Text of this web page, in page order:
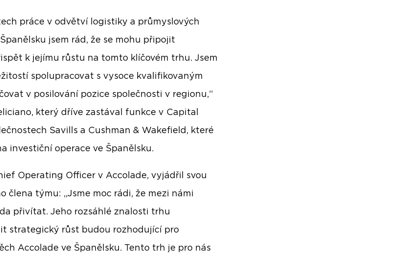
práce v odvětví logistiky a průmyslových
jsem rád, že se mohu připojit
k jejímu růstu na tomto klíčovém trhu. Jsem
spolupracovat s vysoce kvalifikovaným
v posilování pozice společnosti v regionu,“
který dříve zastával funkce v Capital
Savills a Cushman & Wakefield, které
investiční operace ve Španělsku.
Operating Officer v Accolade, vyjádřil svou
člena týmu: „Jsme moc rádi, že mezi námi
přivítat. Jeho rozsáhlé znalosti trhu
strategický růst budou rozhodující pro
Accolade ve Španělsku. Tento trh je pro nás